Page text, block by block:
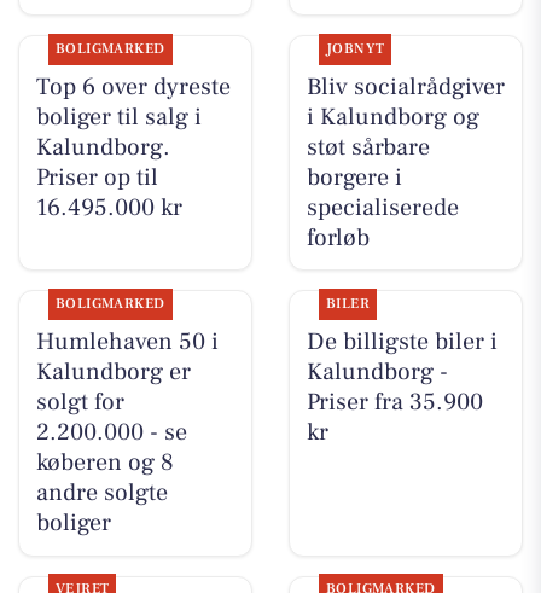
BOLIGMARKED
Top 6 over dyreste
boliger til salg i
Kalundborg.
Priser op til
16.495.000 kr
JOBNYT
Bliv socialrådgiver
i Kalundborg og
støt sårbare
borgere i
specialiserede
forløb
BOLIGMARKED
Humlehaven 50 i
Kalundborg er
solgt for
2.200.000 - se
køberen og 8
andre solgte
boliger
BILER
De billigste biler i
Kalundborg -
Priser fra 35.900
kr
VEJRET BOLIGMARKED